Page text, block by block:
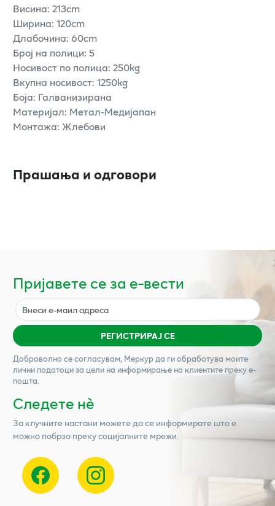
Висина: 213cm
Ширина: 120cm
Длабочина: 60cm
Број на полици: 5
Носивост по полица: 250kg
Вкупна носивост: 1250kg
Боја: Галванизирана
Материјал: Метал-Медијапан
Монтажа: Жлебови
Прашања и одговори
Пријавете се за е-вести
РЕГИСТРИРАЈ СЕ
Доброволно се согласувам, Меркурда ги обработува моите
лични податоци за цели на информирање на клиентите преку е-
пошта.
Следете нѐ
За клучните настани можете да се информирате што е
можно побрзо преку социјалните мрежи.